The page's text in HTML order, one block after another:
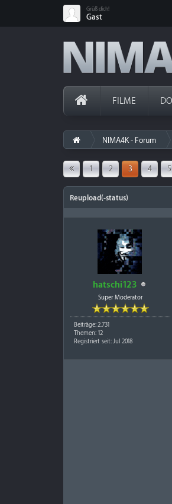
Grüß dich!
Gast
FILME
NIMA4K - Forum
1 2 3 4 5
Reupload(-status)
hatschi123
Super Moderator
Beiträge: 2.731
Themen: 12
Registriert seit: Jul 2018